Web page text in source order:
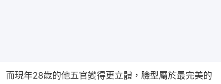
而現年28歲的他五官變得更立體，臉型屬於最完美的